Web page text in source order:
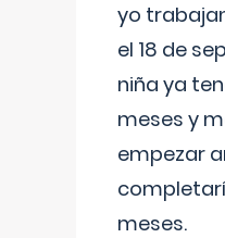
yo
el 18 de
niña ya
meses y
empezar
meses.